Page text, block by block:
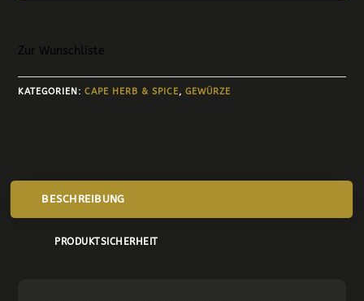
Zur Wunschliste
KATEGORIEN:CAPE HERB & SPICE,GEWÜRZE
BESCHREIBUNG
PRODUKTSICHERHEIT